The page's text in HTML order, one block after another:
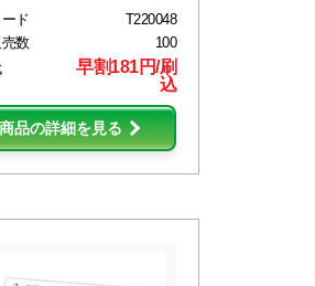
ド
T220048
数
100
早割181円/刷
込
商品の詳細を見る